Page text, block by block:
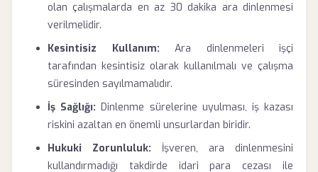
olan çalışmalarda en az 30 dakika ara dinlenmesi
verilmelidir.
Kesintisiz Kullanım: Ara dinlenmeleri işçi
tarafından kesintisiz olarak kullanılmalı ve çalışma
süresinden sayılmamalıdır.
İş Sağlığı: Dinlenme sürelerine uyulması, iş kazası
riskini azaltan en önemli unsurlardan biridir.
Hukuki Zorunluluk: İşveren, ara dinlenmesini
kullandırmadığı takdirde idari para cezası ile